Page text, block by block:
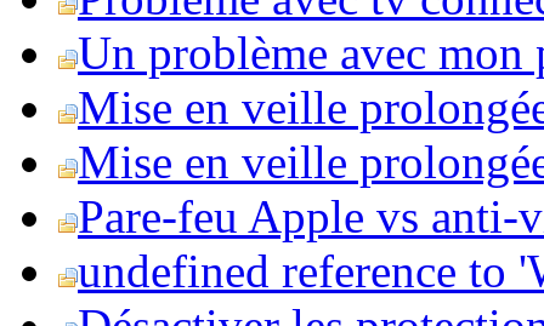
Un problème avec mon
Mise en veille
Mise en veille
Pare-feu Apple vs anti-
undefined reference to